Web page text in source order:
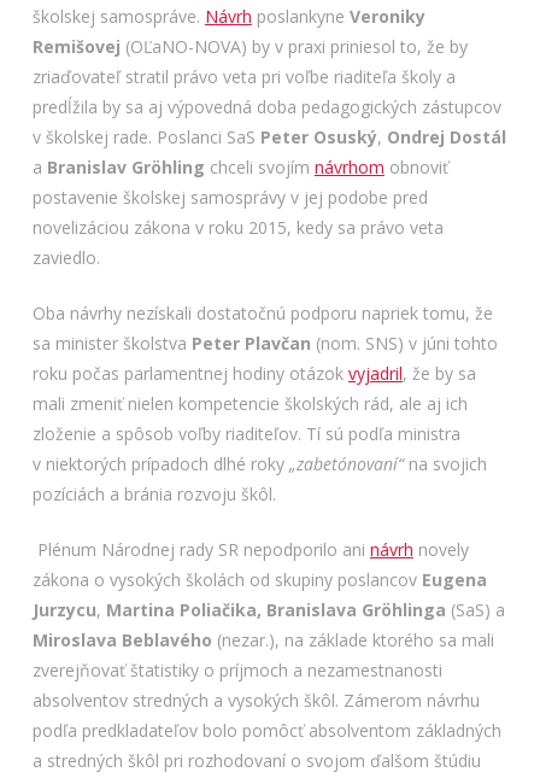
školskej samospráve. Návrh poslankyne Veroniky
Remišovej (OĽaNO-NOVA) by v praxi priniesol to, že by
zriaďovateľ stratil právo veta pri voľbe riaditeľa školy a
predĺžila by sa aj výpovedná doba pedagogických zástupcov
v školskej rade. Poslanci SaS Peter Osuský, Ondrej Dostál
a Branislav Gröhling chceli svojím návrhom obnoviť
postavenie školskej samosprávy v jej podobe pred
novelizáciou zákona v roku 2015, kedy sa právo veta
zaviedlo.
Oba návrhy nezískali dostatočnú podporu napriek tomu, že
sa minister školstva Peter Plavčan (nom. SNS) v júni tohto
roku počas parlamentnej hodiny otázok vyjadril, že by sa
mali zmeniť nielen kompetencie školských rád, ale aj ich
zloženie a spôsob voľby riaditeľov. Tí sú podľa ministra
v niektorých prípadoch dlhé roky „zabetónovaní“na svojich
pozíciách a bránia rozvoju škôl.
Plénum Národnej rady SR nepodporilo ani návrh novely
zákona o vysokých školách od skupiny poslancov Eugena
Jurzycu, Martina Poliačika, Branislava Gröhlinga (SaS) a
Miroslava Beblavého (nezar.), na základe ktorého sa mali
zverejňovať štatistiky o príjmoch a nezamestnanosti
absolventov stredných a vysokých škôl. Zámerom návrhu
podľa predkladateľov bolo pomôcť absolventom základných
a stredných škôl pri rozhodovaní o svojom ďalšom štúdiu